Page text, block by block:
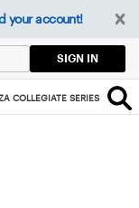
your account!
SIGN IN
COLLEGIATE SERIES